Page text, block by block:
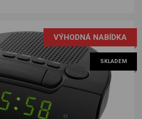
VÝHODNÁ NABÍDKA
SKLADEM